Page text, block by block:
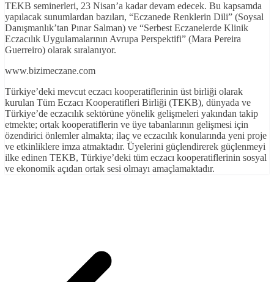
TEKB seminerleri, 23 Nisan’a kadar devam edecek. Bu kapsamda
yapılacak sunumlardan bazıları, “Eczanede Renklerin Dili” (Soysal
Danışmanlık’tan Pınar Salman) ve “Serbest Eczanelerde Klinik
Eczacılık Uygulamalarının Avrupa Perspektifi” (Mara Pereira
Guerreiro) olarak sıralanıyor.
www.bizimeczane.com
Türkiye’deki mevcut eczacı kooperatiflerinin üst birliği olarak
kurulan Tüm Eczacı Kooperatifleri Birliği (TEKB), dünyada ve
Türkiye’de eczacılık sektörüne yönelik gelişmeleri yakından takip
etmekte; ortak kooperatiflerin ve üye tabanlarının gelişmesi için
özendirici önlemler almakta; ilaç ve eczacılık konularında yeni proje
ve etkinliklere imza atmaktadır. Üyelerini güçlendirerek güçlenmeyi
ilke edinen TEKB, Türkiye’deki tüm eczacı kooperatiflerinin sosyal
ve ekonomik açıdan ortak sesi olmayı amaçlamaktadır.